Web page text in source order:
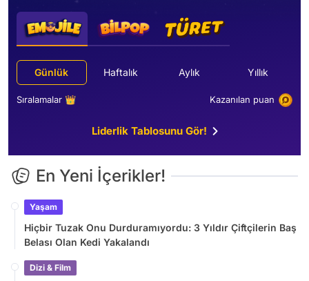
Günlük Haftalık Aylık Yıllık
Sıralamalar 👑 Kazanılan puan
Liderlik Tablosunu Gör!
En Yeni İçerikler!
Yaşam
Hiçbir Tuzak Onu Durduramıyordu: 3 Yıldır Çiftçilerin Baş
Belası Olan Kedi Yakalandı
Dizi & Film